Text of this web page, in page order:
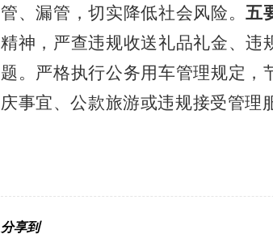
管、漏管，切实降低社会风险。五
精神，严查违规收送礼品礼金、违
题。严格执行公务用车管理规定
庆事宜、公款旅游或违规接受管理
分享到